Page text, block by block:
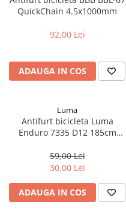
QuickChain 4.5x1000mm
92,00 Lei
ADAUGA IN COS
Luma
Antifurt bicicleta Luma
Enduro 7335 D12 185cm
59,00 Lei
30,00 Lei
ADAUGA IN COS